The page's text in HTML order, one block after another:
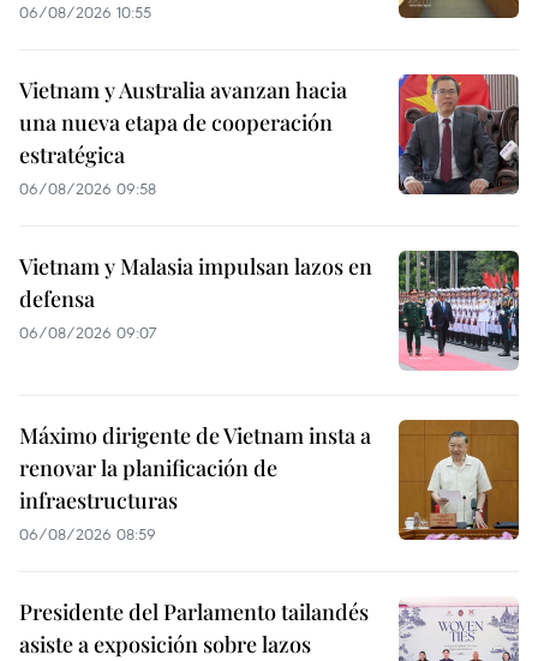
06/08/2026 10:55
Vietnam y Australia avanzan hacia
una nueva etapa de cooperación
estratégica
06/08/2026 09:58
Vietnam y Malasia impulsan lazos en
defensa
06/08/2026 09:07
Máximo dirigente de Vietnam insta a
renovar la planificación de
infraestructuras
06/08/2026 08:59
Presidente del Parlamento tailandés
asiste a exposición sobre lazos